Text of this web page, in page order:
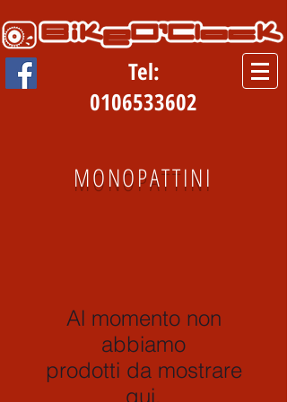
Tel:
0106533602
MONOPATTINI
Al momento non
abbiamo
prodotti da mostrare
qui.